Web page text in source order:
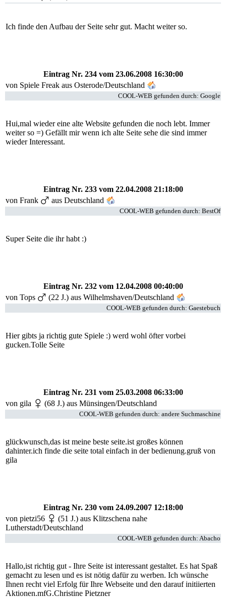
Ich finde den Aufbau der Seite sehr gut. Macht weiter so.
Eintrag Nr. 234vom 23.06.2008 16:30:00
von Spiele Freak aus Osterode/Deutschland
COOL-WEB gefunden durch: Google
Hui,mal wieder eine alte Website gefunden die noch lebt. Immer
weiter so =) Gefällt mir wenn ich alte Seite sehe die sind immer
wieder Interessant.
Eintrag Nr. 233vom 22.04.2008 21:18:00
von Frank
aus Deutschland
COOL-WEB gefunden durch: BestOf
Super Seite die ihr habt :)
Eintrag Nr. 232vom 12.04.2008 00:40:00
von Tops (22 J.) aus Wilhelmshaven/Deutschland
COOL-WEB gefunden durch: Gaestebuch
Hier gibts ja richtig gute Spiele :) werd wohl öfter vorbei
gucken.Tolle Seite
Eintrag Nr. 231 vom 25.03.2008 06:33:00
von gila
(68 J.) aus Münsingen/Deutschland
COOL-WEB gefunden durch: andere Suchmaschine
glückwunsch,das ist meine beste seite.ist großes können
dahinter.ich finde die seite total einfach in der bedienung.gruß von
gila
Eintrag Nr. 230vom 24.09.2007 12:18:00
von pietzi56
(51 J.) aus Klitzschena nahe
Lutherstadt/Deutschland
COOL-WEB gefunden durch: Abacho
Hallo,ist richtig gut - Ihre Seite ist interessant gestaltet. Es hat Spaß
gemacht zu lesen und es ist nötig dafür zu werben. Ich wünsche
Ihnen recht viel Erfolg für Ihre Webseite und den darauf initiierten
Aktionen.mfG.Christine Pietzner